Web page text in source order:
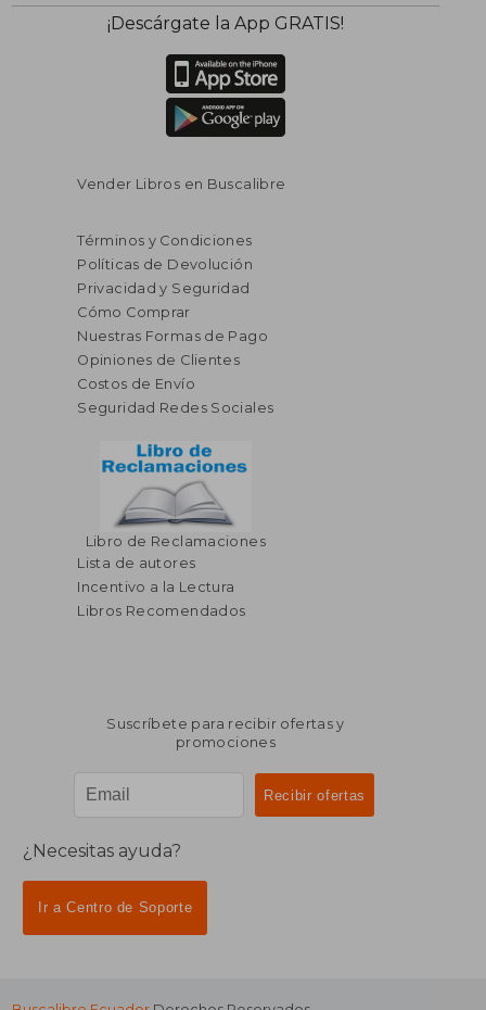
¡Descárgate la App GRATIS!
Vender Libros en Buscalibre
Términos y Condiciones
Políticas de Devolución
Privacidad y Seguridad
Cómo Comprar
Nuestras Formas de Pago
Opiniones de Clientes
Costos de Envío
Seguridad Redes Sociales
Libro de Reclamaciones
Lista de autores
Incentivo a la Lectura
Libros Recomendados
Suscríbete para recibir ofertas y
promociones
¿Necesitas ayuda?
Ir a Centro de Soporte